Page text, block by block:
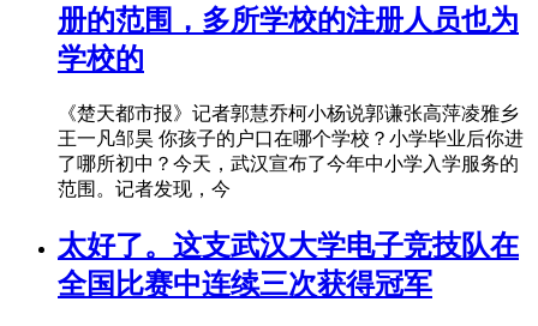
册的范围，多所学校的注册人员也为
学校的
《楚天都市报》记者郭慧乔柯小杨说郭谦张高萍凌雅乡
王一凡邹昊 你孩子的户口在哪个学校？小学毕业后你进
了哪所初中？今天，武汉宣布了今年中小学入学服务的
范围。记者发现，今
太好了。这支武汉大学电子竞技队在
全国比赛中连续三次获得冠军